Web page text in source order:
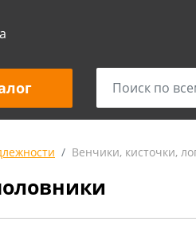
Венчики, кисточки,